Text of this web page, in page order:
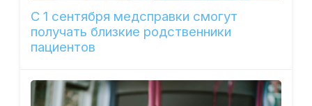
С 1 сентября медсправки смогут
получать близкие родственники
пациентов